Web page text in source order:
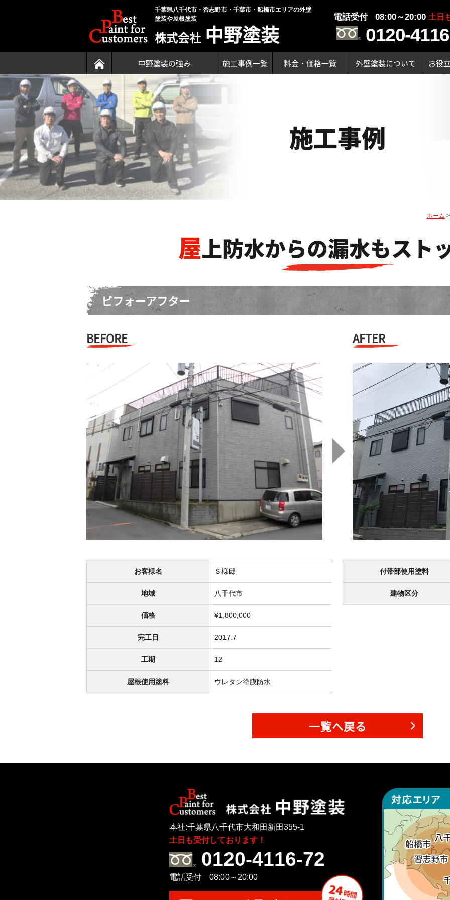
千葉県八千代市・習志野市・千葉市・船橋市エリアの外壁
塗装や屋根塗装
株式会社中野塗装
電話受付 08:00～20:00 土日
0120-
中野塗装の強み 施工事例一覧 料金・価格一覧 外壁塗装について お役
施工事例
ホーム
屋上防水からの漏水もスト
ビフォーアフター
AFTER
BEFORE
お客様名 Ｓ様邸
地域 八千代市
価格 ¥1,800,000
完工日 2017.7
工期 12
屋根使用塗料 ウレタン塗膜防水
付帯部使用塗料
建物区分
一覧へ戻る
本社:千葉県八千代市大和田新田355-1
土日も受付しております！
0120-4116-72
電話受付 08:00～20:00